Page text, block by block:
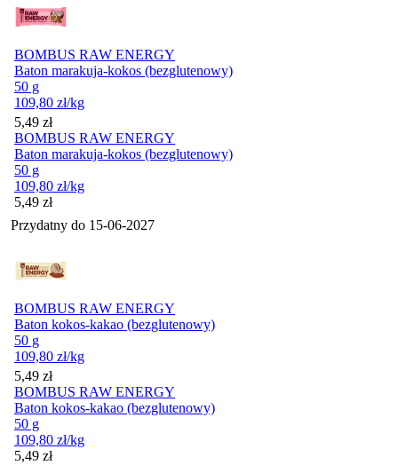
BOMBUS RAW ENERGY
Baton marakuja-kokos (bezglutenowy)
50 g
109,80 zł/kg
Cena
5,49 zł
BOMBUS RAW ENERGY
Baton marakuja-kokos (bezglutenowy)
50 g
109,80 zł/kg
Cena
5,49 zł
Przydatny do 15-06-2027
BOMBUS RAW ENERGY
Baton kokos-kakao (bezglutenowy)
50 g
109,80 zł/kg
Cena
5,49 zł
BOMBUS RAW ENERGY
Baton kokos-kakao (bezglutenowy)
50 g
109,80 zł/kg
Cena
5,49 zł